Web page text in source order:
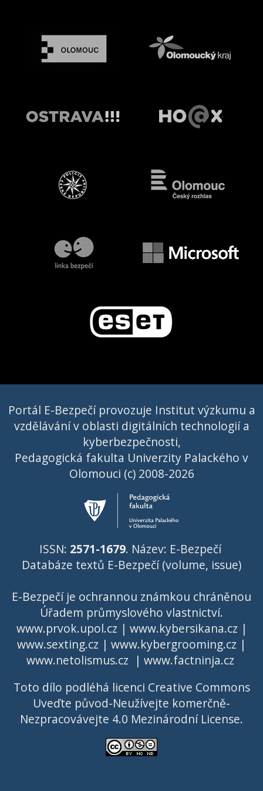
Portál E-Bezpečí provozuje Institut výzkumu a
vzdělávání v oblasti digitálních technologií a
kyberbezpečnosti,
Pedagogická fakulta Univerzity Palackého v
Olomouci (c) 2008-2026
ISSN: 2571-1679. Název: E-Bezpečí
Databáze textů E-Bezpečí (volume, issue)
E-Bezpečí je ochrannou známkou chráněnou
Úřadem průmyslového vlastnictví.
www.prvok.upol.cz | www.kybersikana.cz |
www.sexting.cz | www.kybergrooming.cz |
www.netolismus.cz | www.factninja.cz
Toto dílo podléhá licenci Creative Commons
Uveďte původ-Neužívejte komerčně-
Nezpracovávejte 4.0 Mezinárodní License.